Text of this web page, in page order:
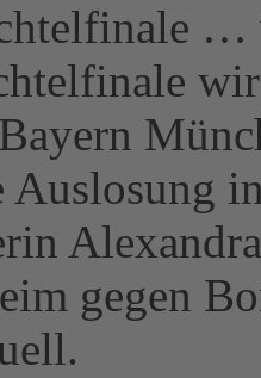
…
Auslosung
gegen